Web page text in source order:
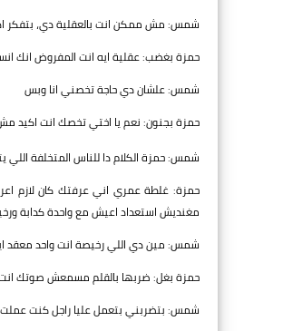
شمس: مش ممكن انت بالعقلية دي، بتفكر
حمزة بغضب: عقلية ايه انت المفروض انك
شمس: علشان دي حاجة تخصني انا وبس
حمزة بجنون: نعم يا اختي تخصك انت اكيد
شمس: حمزة الكلام دا للناس المتخلفة
حمزة: غلطة عمري اني عرفتك كان لازم
مغنديش استعداد اعيش مع واحدة كدابة
شمس: مين دي اللي رخيصة انت واحد معقد
حمزة بغل: ضربها بالقلم مسمعش صوتك
شمس: بتضربني بتعمل عليا راجل كنت